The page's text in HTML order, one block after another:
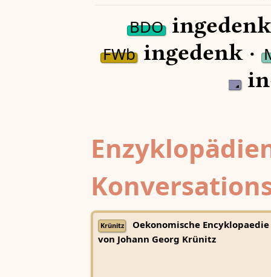
BDO
FWbingedenk ·
Krünitz
Oekonomische Encyklopaedie
von Johann Georg Krünitz